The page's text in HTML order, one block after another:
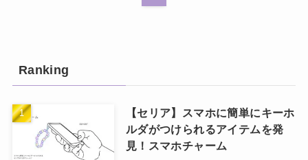
Ranking
【セリア】スマホに簡単にキーホ
ルダがつけられるアイテムを発
見！スマホチャーム